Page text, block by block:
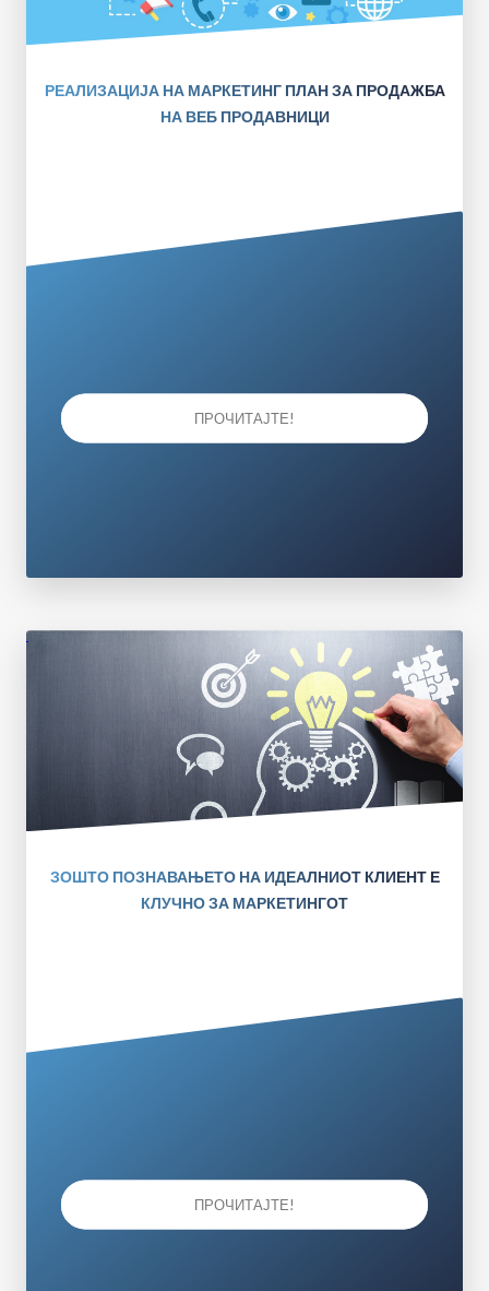
РЕАЛИЗАЦИЈА НА МАРКЕТИНГ ПЛАН ЗА ПРОДАЖБА
НА ВЕБ ПРОДАВНИЦИ
ПРОЧИТАЈТЕ!
ЗОШТО ПОЗНАВАЊЕТО НА ИДЕАЛНИОТ КЛИЕНТ Е
КЛУЧНО ЗА МАРКЕТИНГОТ
ПРОЧИТАЈТЕ!